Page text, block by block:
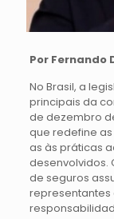
Por Fernando
No Brasil, a
principais da
de dezembro
que redefine
as às práticas
desenvolvidos.
de seguros
representantes